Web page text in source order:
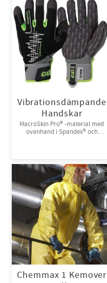
Vibrationsdämpande
Handskar
MacroSkin Pro® -material med
ovanhand i Spandex® och
Chemmax 1 Kemover